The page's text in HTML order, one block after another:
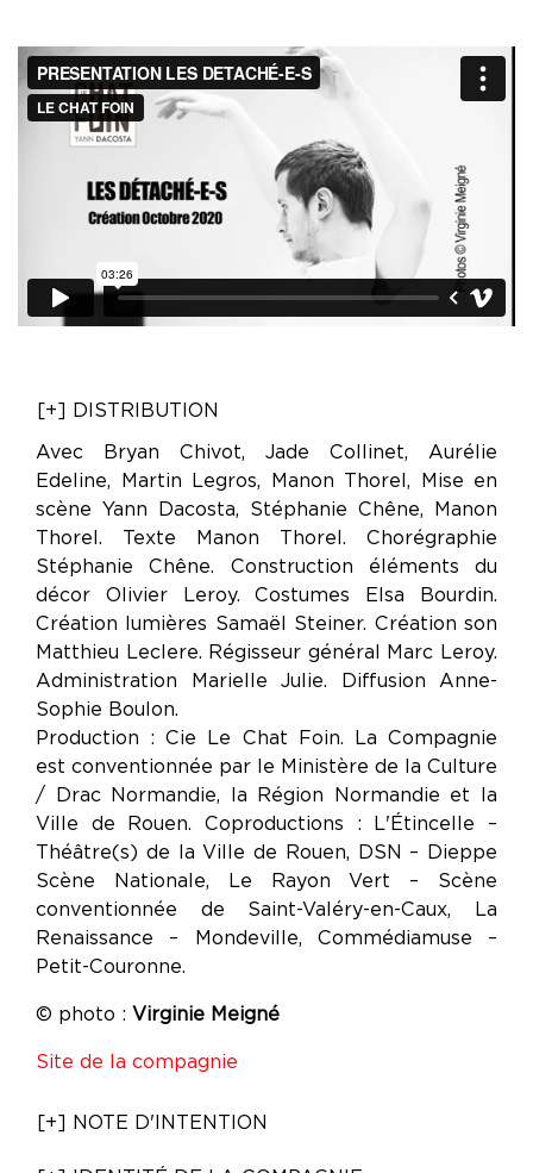
[+] DISTRIBUTION
Avec Bryan Chivot, Jade Collinet, Aurélie
Edeline, Martin Legros, Manon Thorel, Mise en
scène Yann Dacosta, Stéphanie Chêne, Manon
Thorel. Texte Manon Thorel. Chorégraphie
Stéphanie Chêne. Construction éléments du
décor Olivier Leroy. Costumes Elsa Bourdin.
Création lumières Samaël Steiner. Création son
Matthieu Leclere. Régisseur général Marc Leroy.
Administration Marielle Julie. Diffusion Anne-
Sophie Boulon.
Production : Cie Le Chat Foin. La Compagnie
est conventionnée par le Ministère de la Culture
/ Drac Normandie, la Région Normandie et la
Ville de Rouen. Coproductions : L'Étincelle –
Théâtre(s) de la Ville de Rouen, DSN – Dieppe
Scène Nationale, Le Rayon Vert – Scène
conventionnée de Saint-Valéry-en-Caux, La
Renaissance – Mondeville, Commédiamuse –
Petit-Couronne.
© photo : Virginie Meigné
Site de la compagnie
[+] NOTE D'INTENTION